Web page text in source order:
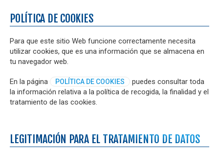
POLÍTICA DE COOKIES
Para que este sitio Web funcione correctamente necesita
utilizar cookies, que es una información que se almacena en
tu navegador web.
En la página POLÍTICA DE COOKIES
puedes consultar toda
la información relativa a la política de recogida, la finalidad y el
tratamiento de las cookies.
LEGITIMACIÓN PARA EL TRATAMIENTO DE DATOS